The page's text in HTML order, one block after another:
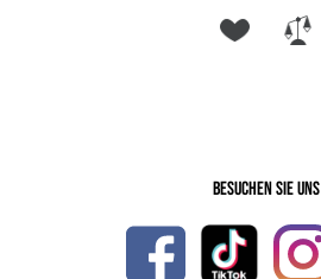
Besuchen Sie uns